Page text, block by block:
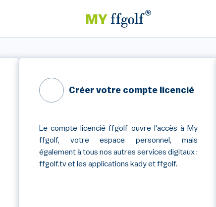
Créer votre compte licencié
Le compte licencié ffgolf ouvre l'accès à My
ffgolf, votre espace personnel, mais
également à tous nos autres services digitaux :
ffgolf.tv et les applications kady et ffgolf.